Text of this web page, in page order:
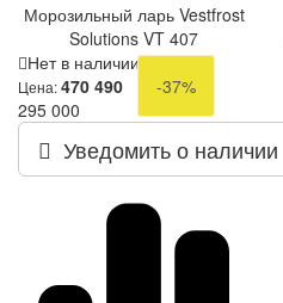
Морозильный ларь Vestfrost
Solutions VT 407
Нет в наличии
Цена:470 490
-37%
295 000
Уведомить о наличии